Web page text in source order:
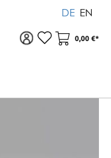
DE EN
Zu Ihrem Konto
0,00 €*